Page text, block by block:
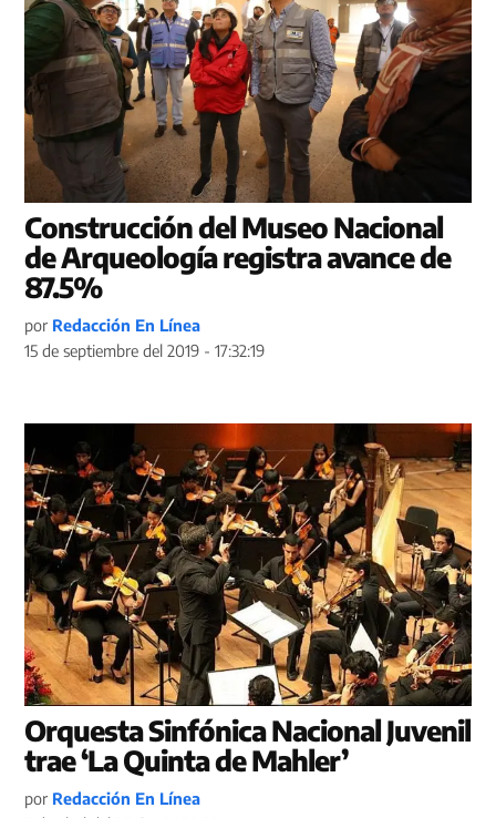
Construcción del Museo Nacional
de Arqueología registra avance de
87.5%
por Redacción En Línea
15 de septiembre del 2019 - 17:32:19
Orquesta Sinfónica Nacional Juvenil
trae ‘La Quinta de Mahler’
por Redacción En Línea